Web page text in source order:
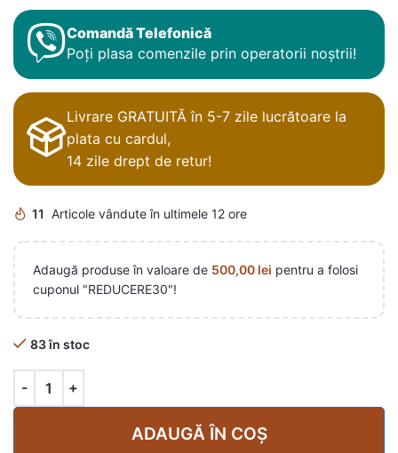
Comandă Telefonică
Poți plasa comenzile prin operatorii noștrii!
Livrare GRATUITĂ în 5-7 zile lucrătoare la
plata cu cardul,
14 zile drept de retur!
11 Articole vândute în ultimele 12 ore
Adaugă produse în valoare de 500,00 lei pentru a folosi
cuponul "REDUCERE30"!
83 în stoc
ADAUGĂ ÎN COȘ